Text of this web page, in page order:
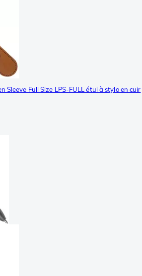
Sleeve Full Size LPS-FULL étui à stylo en cuir